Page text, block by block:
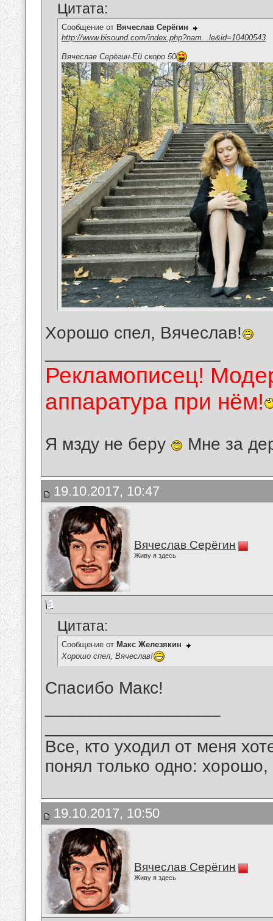
Цитата:
Сообщение от Вячеслав Серёгин
http://www.bisound.com/index.php?nam...le&id=10400543
Вячеслав Серёгин-Ей скоро 50
Хорошо спел, Вячеслав!
Рекламописец!
аппаратура при нём!
Я мзду не беру Мне за
19.10.2017, 10:47
Вячеслав Серёгин
Живу я здесь
Цитата:
Сообщение от Макс Железякин
Хорошо спел, Вячеслав!
Спасибо Макс!
Все, кто уходил от меня
понял только одно:
19.10.2017, 10:50
Вячеслав Серёгин
Живу я здесь